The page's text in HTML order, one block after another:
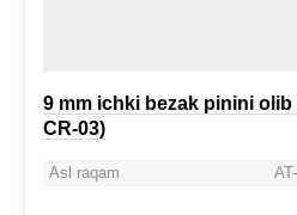
9 mm ichki bezak pinini
CR-03)
Asl raqam